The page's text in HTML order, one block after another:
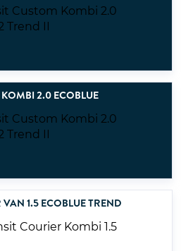
2.0 ECOBLUE
1.5 ECOBLUE TREND